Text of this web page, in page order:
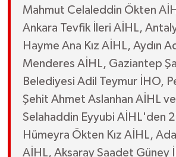
Mahmut Celaleddin Ökten
Ankara Tevfik İleri AİHL,
Hayme Ana Kız AİHL, Aydın
Menderes AİHL, Gaziantep
Belediyesi Adil Teymur İHO,
Şehit Ahmet Aslanhan AİHL
Selahaddin Eyyubi AİHL'den
Hümeyra Ökten Kız AİHL,
AİHL, Aksaray Saadet Güney